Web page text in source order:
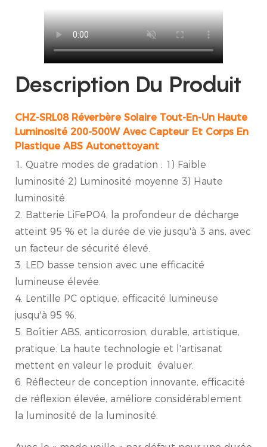
Description Du Produit
CHZ-SRL08 Réverbère Solaire Tout-En-Un Haute
Luminosité 200-500W Avec Capteur Et Corps En
Plastique ABS Autonettoyant
1. Quatre modes de gradation : 1) Faible
luminosité 2) Luminosité moyenne 3) Haute
luminosité.
2. Batterie LiFePO4, la profondeur de décharge
atteint 95 % et la durée de vie jusqu'à 3 ans, avec
un facteur de sécurité élevé.
3. LED basse tension avec une efficacité
lumineuse élevée.
4. Lentille PC optique, efficacité lumineuse
jusqu'à 95 %.
5. Boîtier ABS, anticorrosion, durable, artistique,
pratique. La haute technologie et l'artisanat
mettent en valeur le produit évaluer.
6. Réflecteur de conception innovante, efficacité
de réflexion élevée, améliore considérablement
la luminosité de la luminosité.